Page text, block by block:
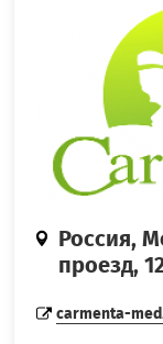
Россия,
проезд,
carmenta-